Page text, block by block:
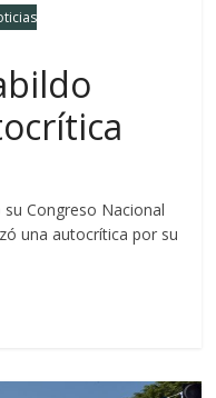
Congreso Nacional
una autocrítica por su